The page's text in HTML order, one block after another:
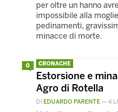
per oltre un hanno
impossibile alla
pedinamenti,
minacce di morte.
0 CRONACHE
Estorsione e
Agro di Rotella
DI EDUARDO PARENTE — 4